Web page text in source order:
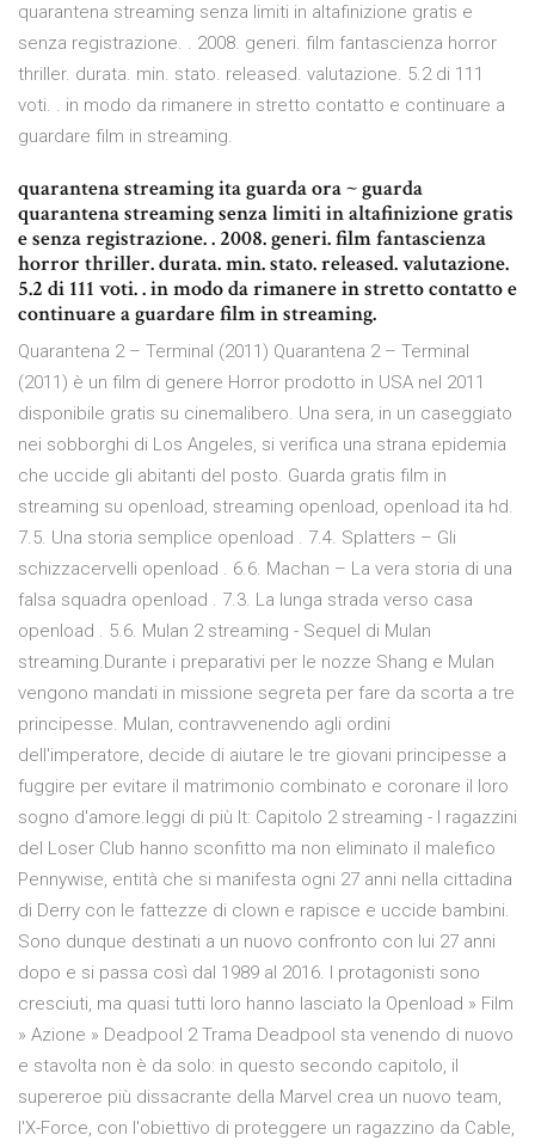
quarantena streaming senza limiti in altafinizione gratis e
senza registrazione. . 2008. generi. film fantascienza horror
thriller. durata. min. stato. released. valutazione. 5.2 di 111
voti. . in modo da rimanere in stretto contatto e continuare a
guardare film in streaming.
quarantena streaming ita guarda ora ~ guarda
quarantena streaming senza limiti in altafinizione gratis
e senza registrazione. . 2008. generi. film fantascienza
horror thriller. durata. min. stato. released. valutazione.
5.2 di 111 voti. . in modo da rimanere in stretto contatto e
continuare a guardare film in streaming.
Quarantena 2 – Terminal (2011) Quarantena 2 – Terminal
(2011) è un film di genere Horror prodotto in USA nel 2011
disponibile gratis su cinemalibero. Una sera, in un caseggiato
nei sobborghi di Los Angeles, si verifica una strana epidemia
che uccide gli abitanti del posto. Guarda gratis film in
streaming su openload, streaming openload, openload ita hd.
7.5. Una storia semplice openload . 7.4. Splatters – Gli
schizzacervelli openload . 6.6. Machan – La vera storia di una
falsa squadra openload . 7.3. La lunga strada verso casa
openload . 5.6. Mulan 2 streaming - Sequel di Mulan
streaming.Durante i preparativi per le nozze Shang e Mulan
vengono mandati in missione segreta per fare da scorta a tre
principesse. Mulan, contravvenendo agli ordini
dell'imperatore, decide di aiutare le tre giovani principesse a
fuggire per evitare il matrimonio combinato e coronare il loro
sogno d'amore.leggi di più It: Capitolo 2 streaming - I ragazzini
del Loser Club hanno sconfitto ma non eliminato il malefico
Pennywise, entità che si manifesta ogni 27 anni nella cittadina
di Derry con le fattezze di clown e rapisce e uccide bambini.
Sono dunque destinati a un nuovo confronto con lui 27 anni
dopo e si passa così dal 1989 al 2016. I protagonisti sono
cresciuti, ma quasi tutti loro hanno lasciato la Openload » Film
» Azione » Deadpool 2 Trama Deadpool sta venendo di nuovo
e stavolta non è da solo: in questo secondo capitolo, il
supereroe più dissacrante della Marvel crea un nuovo team,
l'X-Force, con l'obiettivo di proteggere un ragazzino da Cable,